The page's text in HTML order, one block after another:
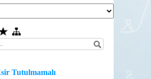
Tutulmamalı